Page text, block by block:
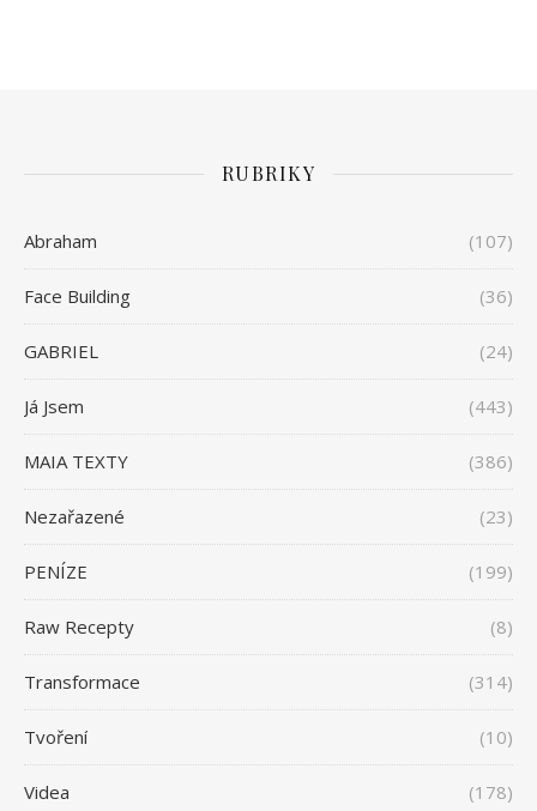
RUBRIKY
Abraham (107)
Face Building (36)
GABRIEL (24)
Já Jsem (443)
MAIA TEXTY (386)
Nezařazené (23)
PENÍZE (199)
Raw Recepty (8)
Transformace (314)
Tvoření (10)
Videa (178)